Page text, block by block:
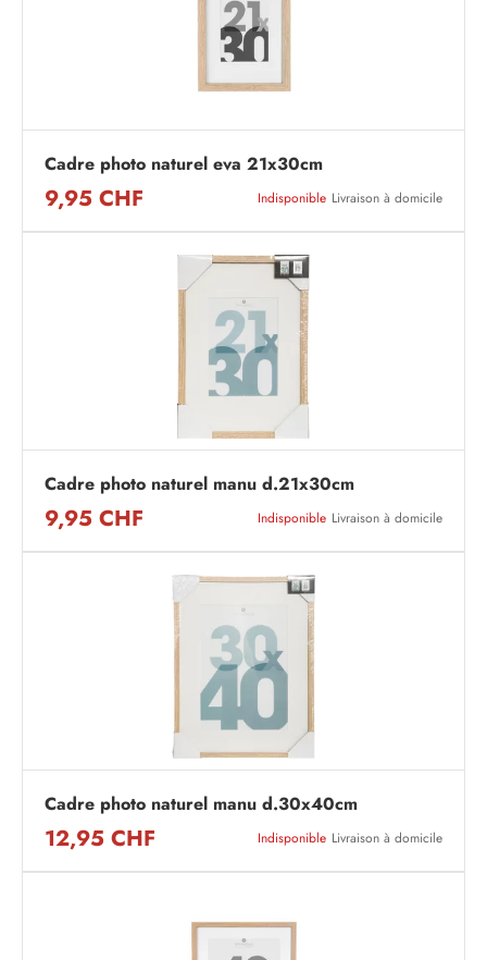
Cadre photo naturel eva 21x30cm
9,95 CHF Indisponible Livraison à domicile
Cadre photo naturel manu d.21x30cm
9,95 CHF Indisponible Livraison à domicile
Cadre photo naturel manu d.30x40cm
12,95 CHF Indisponible Livraison à domicile